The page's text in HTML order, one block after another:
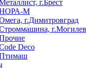
г.Брест
М
г.Димитровград
г.Могилев
Deco